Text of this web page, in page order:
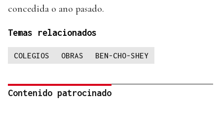
concedida o ano pasado.
Temas relacionados
COLEGIOS OBRAS BEN-CHO-SHEY
Contenido patrocinado